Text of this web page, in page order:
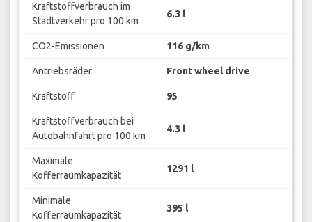
Kraftstoffverbrauch im
Stadtverkehr pro 100 km
6.3 l
CO2-Emissionen 116 g/km
Antriebsräder Front wheel drive
Kraftstoff 95
Kraftstoffverbrauch bei
Autobahnfahrt pro 100 km
4.3 l
Maximale
Kofferraumkapazität
1291 l
Minimale
Kofferraumkapazität
395 l